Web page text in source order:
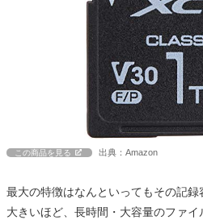
この商品を見る 出典：Amazon
最大の特徴はなんといってもその記
大きいほど、長時間・大容量のファ